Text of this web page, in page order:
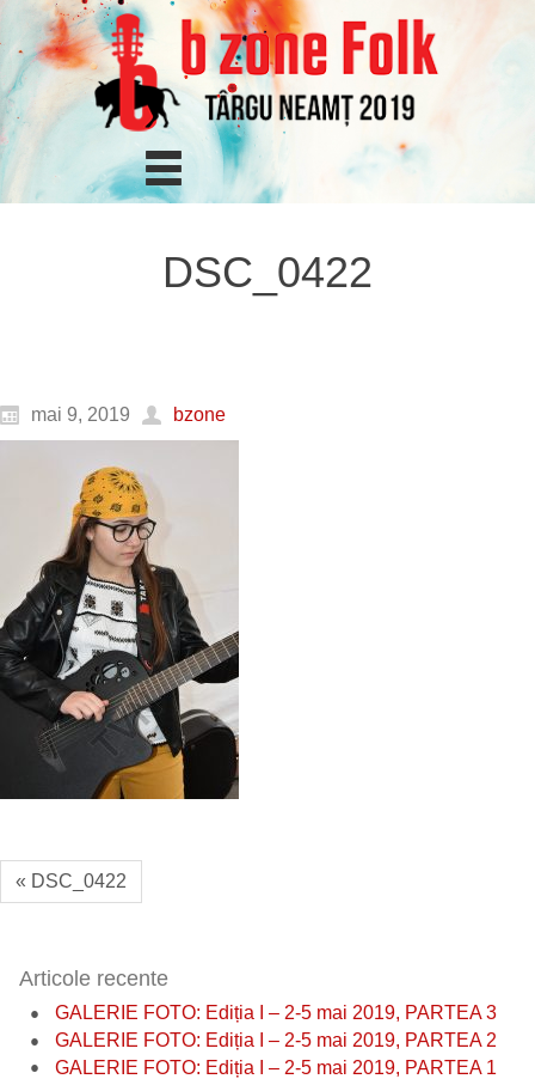
DSC_0422
mai 9, 2019 bzone
« DSC_0422
Articole recente
GALERIE FOTO: Ediția I – 2-5 mai 2019, PARTEA 3
GALERIE FOTO: Ediția I – 2-5 mai 2019, PARTEA 2
GALERIE FOTO: Ediția I – 2-5 mai 2019, PARTEA 1